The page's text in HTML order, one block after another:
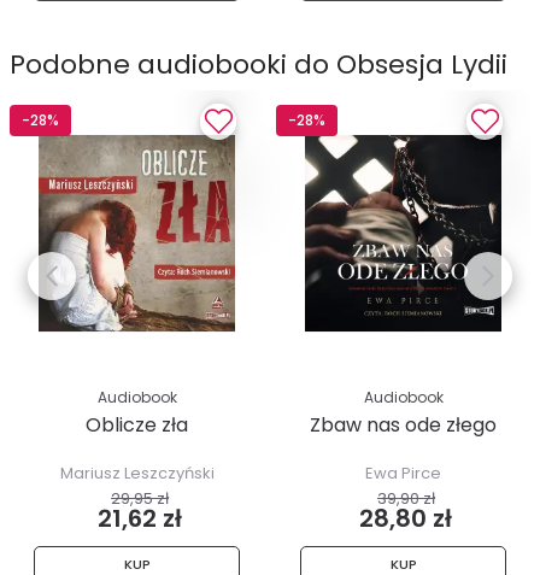
Podobne audiobooki do Obsesja Lydii
-28%
Audiobook
Oblicze zła
Mariusz Leszczyński
29,95 zł
21,62 zł
KUP
-28%
Audiobook
Zbaw nas ode złego
Ewa Pirce
39,90 zł
28,80 zł
KUP